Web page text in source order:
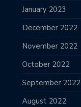
January 2023
December 2022
November 2022
October 2022
September 2022
August 2022